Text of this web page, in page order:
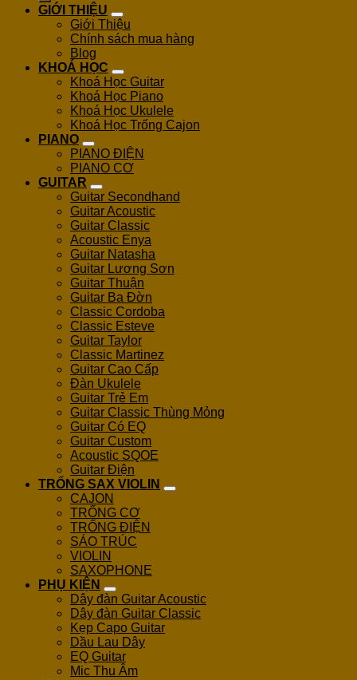
GIỚI THIỆU
Giới Thiệu
Chính sách mua hàng
Blog
KHOÁ HỌC
Khoá Học Guitar
Khoá Học Piano
Khoá Học Ukulele
Khoá Học Trống Cajon
PIANO
PIANO ĐIỆN
PIANO CƠ
GUITAR
Guitar Secondhand
Guitar Acoustic
Guitar Classic
Acoustic Enya
Guitar Natasha
Guitar Lương Sơn
Guitar Thuận
Guitar Ba Đờn
Classic Cordoba
Classic Esteve
Guitar Taylor
Classic Martinez
Guitar Cao Cấp
Đàn Ukulele
Guitar Trẻ Em
Guitar Classic Thùng Mỏng
Guitar Có EQ
Guitar Custom
Acoustic SQOE
Guitar Điện
TRỐNG SAX VIOLIN
CAJON
TRỐNG CƠ
TRỐNG ĐIỆN
SÁO TRÚC
VIOLIN
SAXOPHONE
PHỤ KIỆN
Dây đàn Guitar Acoustic
Dây đàn Guitar Classic
Kẹp Capo Guitar
Dầu Lau Dây
EQ Guitar
Mic Thu Âm